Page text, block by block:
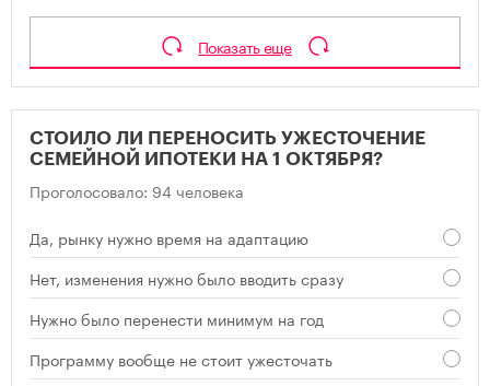
Показать еще
СТОИЛО ЛИ ПЕРЕНОСИТЬ УЖЕСТОЧЕНИЕ
СЕМЕЙНОЙ ИПОТЕКИ НА 1 ОКТЯБРЯ?
Проголосовало: 94 человека
Да, рынку нужно время на адаптацию
Нет, изменения нужно было вводить сразу
Нужно было перенести минимум на год
Программу вообще не стоит ужесточать